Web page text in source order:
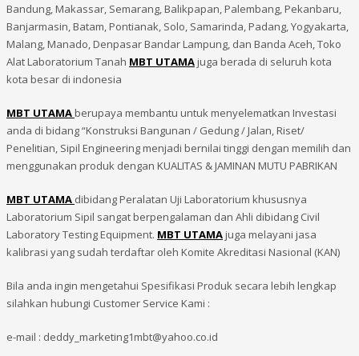
Bandung, Makassar, Semarang, Balikpapan, Palembang, Pekanbaru,
Banjarmasin, Batam, Pontianak, Solo, Samarinda, Padang, Yogyakarta,
Malang, Manado, Denpasar Bandar Lampung, dan Banda Aceh, Toko
Alat Laboratorium Tanah MBT UTAMAjuga berada di seluruh kota
kota besar di indonesia
MBT UTAMAberupaya membantu untuk menyelematkan Investasi
anda di bidang “Konstruksi Bangunan / Gedung / Jalan, Riset/
Penelitian, Sipil Engineering menjadi bernilai tinggi dengan memilih dan
menggunakan produk dengan KUALITAS & JAMINAN MUTU PABRIKAN
MBT UTAMA dibidang Peralatan Uji Laboratorium khususnya
Laboratorium Sipil sangat berpengalaman dan Ahli dibidang Civil
Laboratory Testing Equipment. MBT UTAMAjuga melayani jasa
kalibrasi yang sudah terdaftar oleh Komite Akreditasi Nasional (KAN)
Bila anda ingin mengetahui Spesifikasi Produk secara lebih lengkap
silahkan hubungi Customer Service Kami :
e-mail : deddy_marketing1mbt@yahoo.co.id